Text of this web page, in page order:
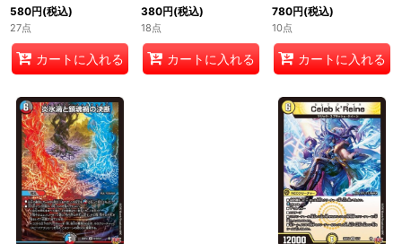
580円(税込)
27点
カートに入れる
380円(税込)
18点
カートに入れる
780円(税込)
10点
カートに入れる